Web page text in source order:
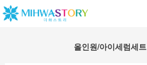
올인원/아이세럼세트